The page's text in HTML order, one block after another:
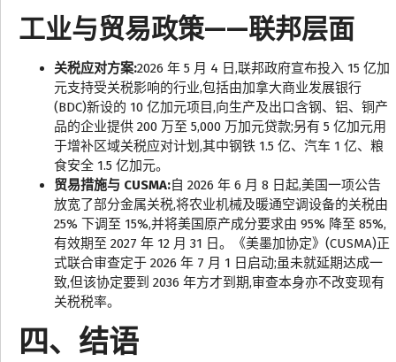
工业与贸易政策——联邦层面
关税应对方案:2026 年 5 月 4 日,联邦政府宣布投入 15 亿加
元支持受关税影响的行业,包括由加拿大商业发展银行
(BDC)新设的 10 亿加元项目,向生产及出口含钢、铝、铜产
品的企业提供 200 万至 5,000 万加元贷款;另有 5 亿加元用
于增补区域关税应对计划,其中钢铁 1.5 亿、汽车 1 亿、粮
食安全 1.5 亿加元。
贸易措施与 CUSMA:自 2026 年 6 月 8 日起,美国一项公告
放宽了部分金属关税,将农业机械及暖通空调设备的关税由
25% 下调至 15%,并将美国原产成分要求由 95% 降至 85%,
有效期至 2027 年 12 月 31 日。《美墨加协定》(CUSMA)正
式联合审查定于 2026 年 7 月 1 日启动;虽未就延期达成一
致,但该协定要到 2036 年方才到期,审查本身亦不改变现有
关税税率。
四、结语